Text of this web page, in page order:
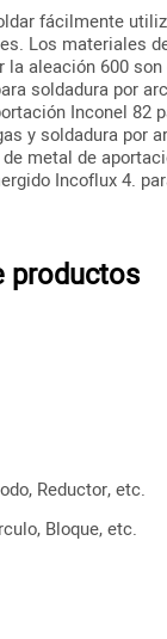
fácilmente
Los materiales
la aleación 600
soldadura por
Inconel 82
y soldadura por
metal de
Incoflux 4.
productos
Reductor, etc.
Bloque, etc.